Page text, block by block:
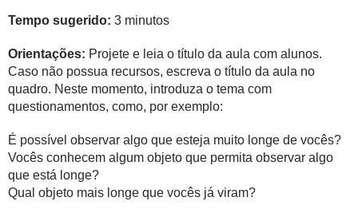
Tempo sugerido: 3 minutos
Orientações: Projete e leia o título da aula com alunos.
Caso não possua recursos, escreva o título da aula no
quadro. Neste momento, introduza o tema com
questionamentos, como, por exemplo:
É possível observar algo que esteja muito longe de vocês?
Vocês conhecem algum objeto que permita observar algo
que está longe?
Qual objeto mais longe que vocês já viram?